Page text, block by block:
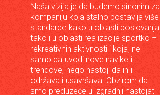
Naša vizija je da budemo sinonim za
kompaniju koja stalno postavlja više
standarde kako u oblasti poslovanja
tako i u oblasti realizacije sportko –
rekreativnih aktivnosti i koja, ne
samo da uvodi nove navike i
trendove, nego nastoji da ih i
održava i usavršava. Obzirom da
smo preduzeće u izgradnji nastojat